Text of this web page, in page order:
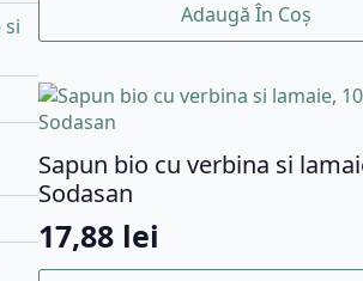
si
Adaugă În Coș
Sapun bio cu verbina si
Sodasan
17,88 lei